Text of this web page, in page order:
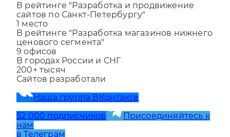
1место
В рейтинге "Разработка и продвижение
сайтов по Санкт-Петербургу"
1место
В рейтинге "Разработка магазинов нижнего
ценового сегмента"
9 офисов
В городах России и СНГ
200+тысяч
52 000 подписчиков
нам